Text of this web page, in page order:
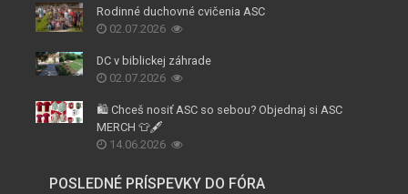
Rodinné duchovné cvičenia ASC
02.07.2026
DC v biblickej záhrade
02.07.2026
🛍️ Chceš nosiť ASC so sebou? Objednaj si ASC
MERCH 👕🖋️
14.06.2026
POSLEDNÉ PRÍSPEVKY DO FÓRA